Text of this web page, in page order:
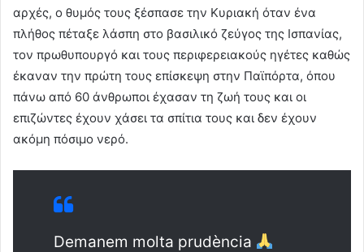
αρχές, ο θυμός τους ξέσπασε την Κυριακή όταν ένα
πλήθος πέταξε λάσπη στο βασιλικό ζεύγος της Ισπανίας,
τον πρωθυπουργό και τους περιφερειακούς ηγέτες καθώς
έκαναν την πρώτη τους επίσκεψη στην Παϊπόρτα, όπου
πάνω από 60 άνθρωποι έχασαν τη ζωή τους και οι
επιζώντες έχουν χάσει τα σπίτια τους και δεν έχουν
ακόμη πόσιμο νερό.
Demanem molta prudència